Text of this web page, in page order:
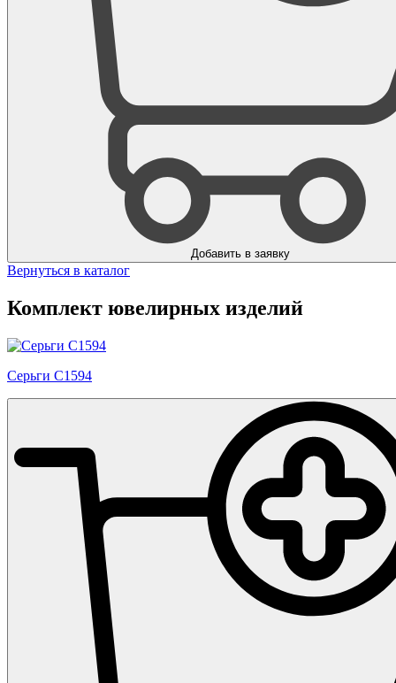
Добавить в заявку
Вернуться в каталог
Комплект ювелирных изделий
Серьги С1594